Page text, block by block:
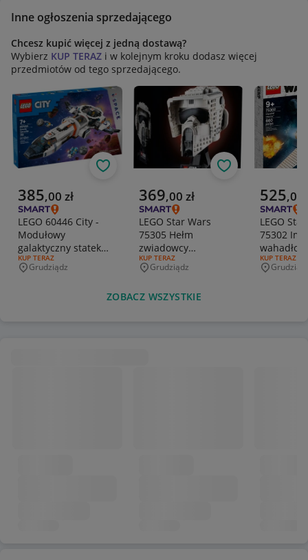
Inne ogłoszenia sprzedającego
Chcesz kupić więcej z jedną dostawą?
Wybierz KUP TERAZ i w kolejnym kroku dodasz więcej
przedmiotów od tego sprzedającego.
Aktualna cena
385,00 zł
LEGO 60446 City -
Modułowy
galaktyczny statek
kosmiczny
RODZAJ OFERTY:
KUP TERAZ
Miejscowość
Grudziądz
Obserwuj
Aktualna cena
369,00 zł
LEGO Star Wars
75305 Hełm
zwiadowcy
szturmowców
RODZAJ OFERTY:
KUP TERAZ
Miejscowość
Grudziądz
Obserwuj
Aktualna
525,00
LEGO
75302
RODZAJ
KUP TERAZ
ZOBACZ WSZYSTKIE